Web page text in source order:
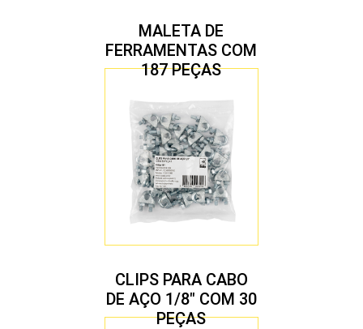
MALETA DE
FERRAMENTAS COM
187 PEÇAS
CLIPS PARA CABO
DE AÇO 1/8″ COM 30
PEÇAS